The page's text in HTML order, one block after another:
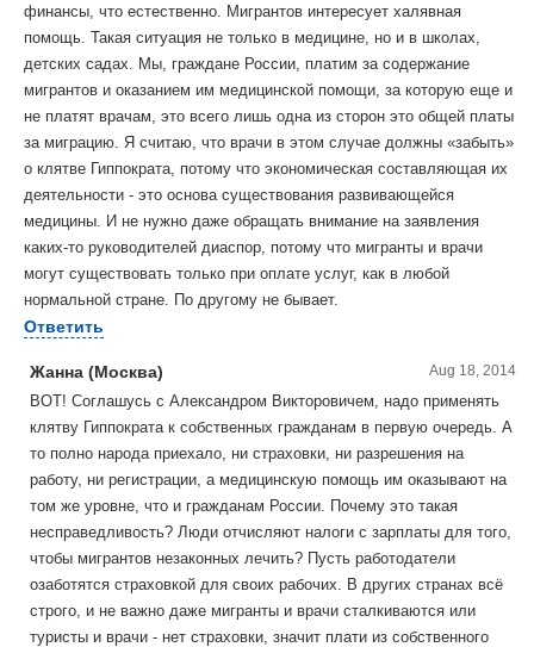
финансы, что естественно. Мигрантов интересует халявная
помощь. Такая ситуация не только в медицине, но и в школах,
детских садах. Мы, граждане России, платим за содержание
мигрантов и оказанием им медицинской помощи, за которую еще и
не платят врачам, это всего лишь одна из сторон это общей платы
за миграцию. Я считаю, что врачи в этом случае должны «забыть»
о клятве Гиппократа, потому что экономическая составляющая их
деятельности - это основа существования развивающейся
медицины. И не нужно даже обращать внимание на заявления
каких-то руководителей диаспор, потому что мигранты и врачи
могут существовать только при оплате услуг, как в любой
нормальной стране. По другому не бывает.
Ответить
Жанна (Москва) Aug 18, 2014
ВОТ! Соглашусь с Александром Викторовичем, надо применять
клятву Гиппократа к собственных гражданам в первую очередь. А
то полно народа приехало, ни страховки, ни разрешения на
работу, ни регистрации, а медицинскую помощь им оказывают на
том же уровне, что и гражданам России. Почему это такая
несправедливость? Люди отчисляют налоги с зарплаты для того,
чтобы мигрантов незаконных лечить? Пусть работодатели
озаботятся страховкой для своих рабочих. В других странах всё
строго, и не важно даже мигранты и врачи сталкиваются или
туристы и врачи - нет страховки, значит плати из собственного